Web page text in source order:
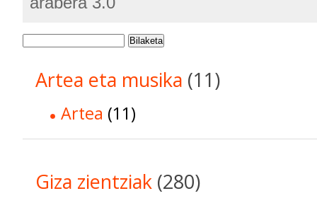
Bilaketa
Artea eta musika (11)
Artea (11)
Giza zientziak (280)